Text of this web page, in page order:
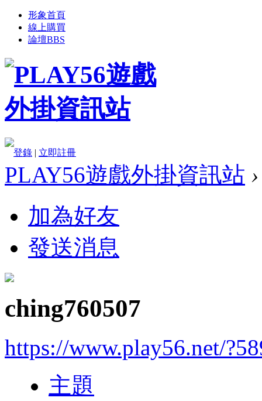
形象首頁
線上購買
論壇BBS
登錄 | 立即註冊
PLAY56遊戲外掛資訊站 ›
加為好友
發送消息
ching760507
https://www.play56.net/
主題